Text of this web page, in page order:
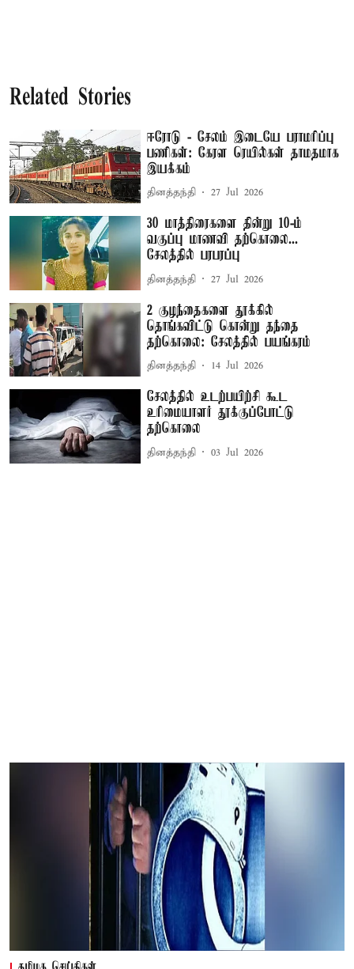
Related Stories
ஈரோடு - சேலம் இடையே பராமரிப்பு
பணிகள்: கேரள ரெயில்கள் தாமதமாக
இயக்கம்
தினத்தந்தி 27 Jul 2026
30 மாத்திரைகளை தின்று 10-ம்
வகுப்பு மாணவி தற்கொலை...
சேலத்தில் பரபரப்பு
தினத்தந்தி 27 Jul 2026
2 குழந்தைகளை தூக்கில்
தொங்கவிட்டு கொன்று தந்தை
தற்கொலை: சேலத்தில் பயங்கரம்
தினத்தந்தி 14 Jul 2026
சேலத்தில் உடற்பயிற்சி கூட
உரிமையாளர் தூக்குப்போட்டு
தற்கொலை
தினத்தந்தி 03 Jul 2026